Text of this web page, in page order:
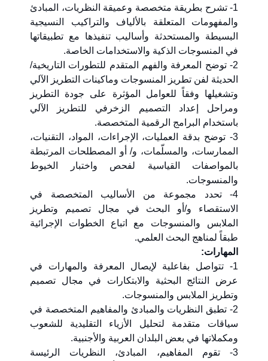
1- تشرح بطريقة متخصصة وعميقة النظريات، المبادئ
والمفهومات المتعلقة بالألياف والتراكيب النسيجية
البسيطة والمستحدثة وأساليب تنفيذها مع تطبيقاتها
في المنسوجات الذكية والاستخدامات الخاصة.
2- توضح المعرفة والفهم المتقدم للتطورات التاريخية/
الحديثة لفن تطريز المنسوجات وماكينات التطريز الآلي
وتشغيلها وفقاً للعوامل المؤثرة على جودة التطريز
ومراحل إعداد التصميم الزخرفي للتطريز الآلي
باستخدام البرامج الرقمية المتخصصة.
3- توضح بدقة العمليات، الإجراءات، المواد، التقنيات،
الممارسات، والمسلّمات، و/ أو المصطلحات المرتبطة
بالمواصفات القياسية لفحص واختبار الخيوط
والمنسوجات.
4- تحدد مجموعة من الأساليب المتخصصة في
الاستقصاء و/أو البحث في مجال تصميم وتطريز
الملابس والمنسوجات مع اتباع الخطوات الإجرائية
طبقاً لمناهج البحث العلمي.
المهارات:
1- تتواصل بفاعلية لإيصال المعرفة والمهارات في
عرض النتائج البحثية والابتكارات في مجال تصميم
وتطريز الملابس والمنسوجات.
2- تطبق النظريات والمبادئ والمفاهيم المتخصصة في
سياقات متقدمة لتحليل الأزياء التقليدية للشعوب
ومكملاتها في بعض البلدان العربية والأجنبية.
3- تقوم المفاهيم، المبادئ، النظريات الرئيسة